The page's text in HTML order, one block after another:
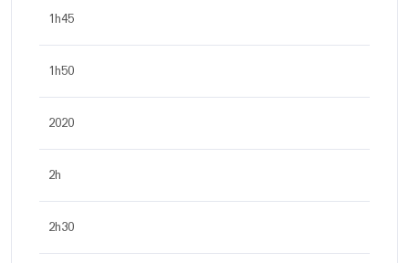
1h45
1h50
2020
2h
2h30